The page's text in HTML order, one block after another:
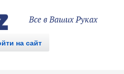
Все в Ваших Руках
на сайт